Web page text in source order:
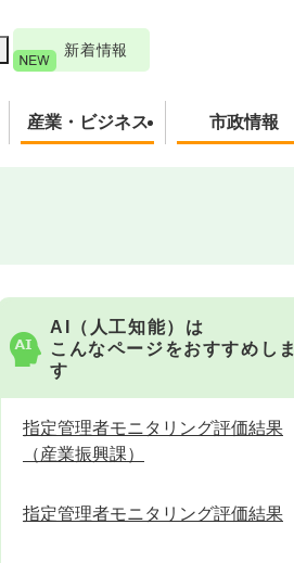
新着情報
産業・ビジネス 市政情報
AI（人工知能）は
こんなページをおすすめしま
す
指定管理者モニタリング評価結果
（産業振興課）
指定管理者モニタリング評価結果